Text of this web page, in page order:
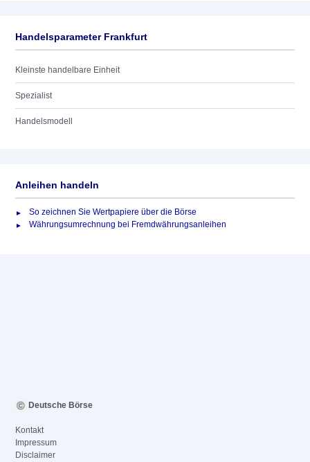
Handelsparameter Frankfurt
Kleinste handelbare Einheit
Spezialist
Handelsmodell
Anleihen handeln
So zeichnen Sie Wertpapiere über die Börse
Währungsumrechnung bei Fremdwährungsanleihen
Deutsche Börse
Kontakt
Impressum
Disclaimer